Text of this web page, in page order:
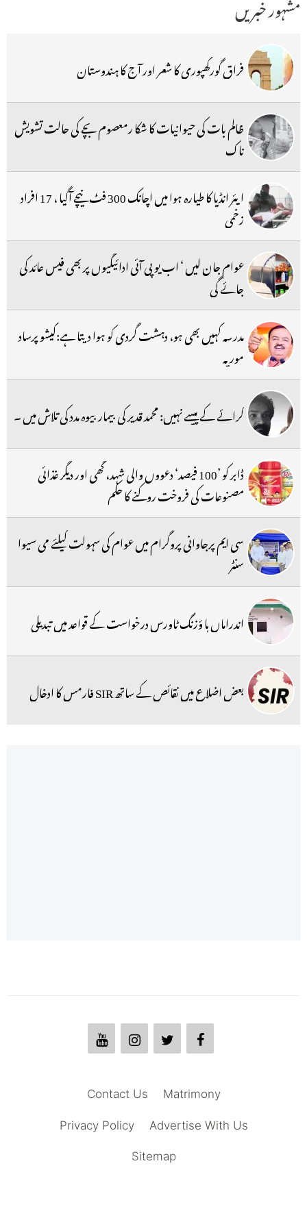
فراق گورکھپوری کا شعر اور آج کا ہندوستان
ظالم بات کی حیوانیات کا شکا رمعصوم بچے کی حالت تشویش
ناک
ایئر انڈیا کا طیارہ ہوا میں اچانک 300 فٹ نیچے آگیا ، 17 افراد
زخمی
عوام جان لیں ‘ اب یو پی آئی ادائیگیوں پر بھی فیس عائد کی
جائے گی
مدرسہ کہیں بھی ہو، دہشت گردی کو ہوا دیتا ہے:کیشو پرساد
موریہ
کرائے کے پیسے نہیں: محمد قدیر کی بیمار بیوہ مدد کی تلاش میں ۔
ڈابر کو ’100 فیصد‘ دعووں والی شہد، گھی اور دیگر غذائی
مصنوعات کی فروخت روکنے کا حکم
سی ایم پرجاوانی پروگرام میں عوام کی سہولت کیلئے می سیوا
سنٹر
اندراماں ہا ؤزنگ ٹاورس درخواست کے قواعد میں تبدیلی
بعض اضلاع میں نقائص کے ساتھ SIR فارمس کا ادخال
Matrimony
Contact Us
Advertise With Us
Privacy Policy
Sitemap